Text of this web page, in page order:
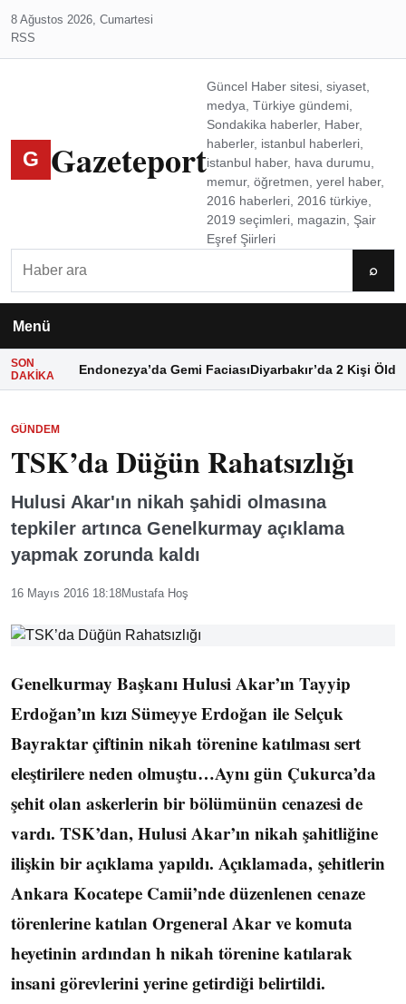
8 Ağustos 2026, Cumartesi
RSS
G Gazeteport
Güncel Haber sitesi, siyaset,
medya, Türkiye gündemi,
Sondakika haberler, Haber,
haberler, istanbul haberleri,
istanbul haber, hava durumu,
memur, öğretmen, yerel haber,
2016 haberleri, 2016 türkiye,
2019 seçimleri, magazin, Şair
Eşref Şiirleri
⌕
Menü
SON
DAKIKA
Endonezya’da Gemi FaciasıDiyarbakır’da 2 Kişi Öldü
GÜNDEM
TSK’da Düğün Rahatsızlığı
Hulusi Akar'ın nikah şahidi olmasına
tepkiler artınca Genelkurmay açıklama
yapmak zorunda kaldı
16 Mayıs 2016 18:18Mustafa Hoş
Genelkurmay Başkanı Hulusi Akar’ın Tayyip
Erdoğan’ın kızı Sümeyye Erdoğan ile Selçuk
Bayraktar çiftinin nikah törenine katılması sert
eleştirilere neden olmuştu…Aynı gün Çukurca’da
şehit olan askerlerin bir bölümünün cenazesi de
vardı. TSK’dan, Hulusi Akar’ın nikah şahitliğine
ilişkin bir açıklama yapıldı. Açıklamada, şehitlerin
Ankara Kocatepe Camii’nde düzenlenen cenaze
törenlerine katılan Orgeneral Akar ve komuta
heyetinin ardından h nikah törenine katılarak
insani görevlerini yerine getirdiği belirtildi.